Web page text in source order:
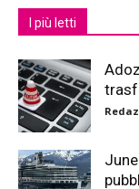
I più letti